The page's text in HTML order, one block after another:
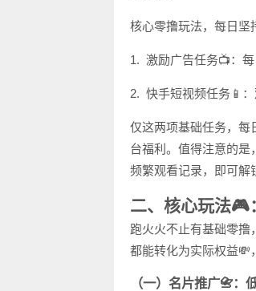
核心零撸玩法，每日坚
1. 激励广告任务📺：每
2. 快手短视频任务📱：
仅这两项基础任务，每
台福利。值得注意的是
频繁观看记录，即可解
二、核心玩法🎮
跑火火不止有基础零撸
都能转化为实际权益💸
（一）名片推广📇：